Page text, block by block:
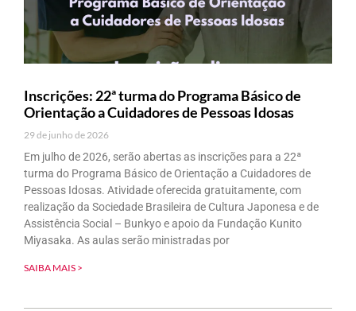
Inscrições: 22ª turma do Programa Básico de
Orientação a Cuidadores de Pessoas Idosas
29 de junho de 2026
Em julho de 2026, serão abertas as inscrições para a 22ª
turma do Programa Básico de Orientação a Cuidadores de
Pessoas Idosas. Atividade oferecida gratuitamente, com
realização da Sociedade Brasileira de Cultura Japonesa e de
Assistência Social – Bunkyo e apoio da Fundação Kunito
Miyasaka. As aulas serão ministradas por
SAIBA MAIS >